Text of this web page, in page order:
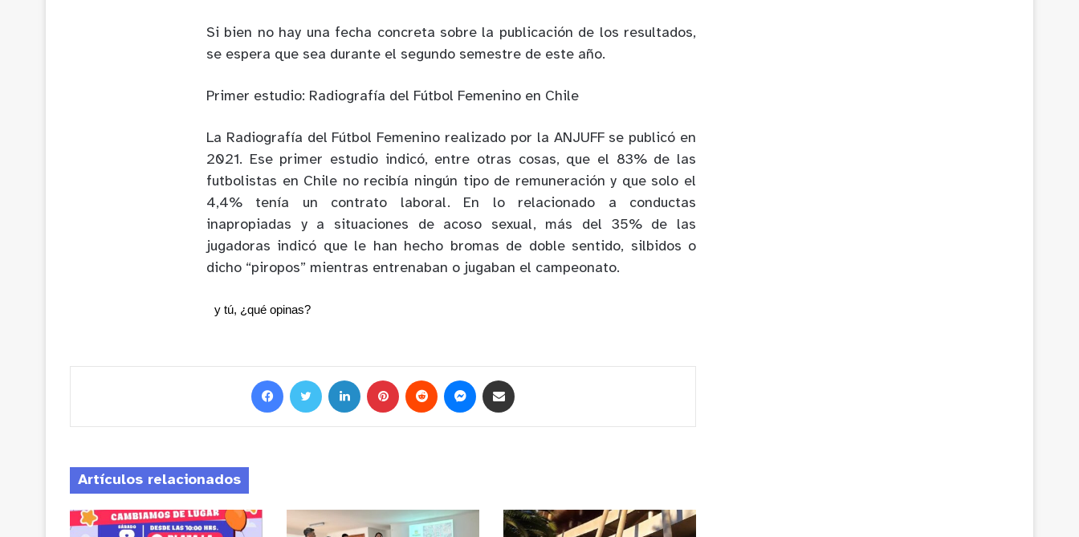
Si bien no hay una fecha concreta sobre la publicación de los resultados,
se espera que sea durante el segundo semestre de este año.
Primer estudio: Radiografía del Fútbol Femenino en Chile
La Radiografía del Fútbol Femenino realizado por la ANJUFF se publicó en
2021. Ese primer estudio indicó, entre otras cosas, que el 83% de las
futbolistas en Chile no recibía ningún tipo de remuneración y que solo el
4,4% tenía un contrato laboral. En lo relacionado a conductas
inapropiadas y a situaciones de acoso sexual, más del 35% de las
jugadoras indicó que le han hecho bromas de doble sentido, silbidos o
dicho “piropos” mientras entrenaban o jugaban el campeonato.
y tú, ¿qué opinas?
Artículos relacionados